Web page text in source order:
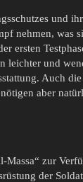
und
nehmen, was
ersten
leichter und
Auch
aber
zur
der